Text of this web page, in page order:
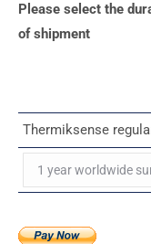
Please select the
of shipment
Thermiksense